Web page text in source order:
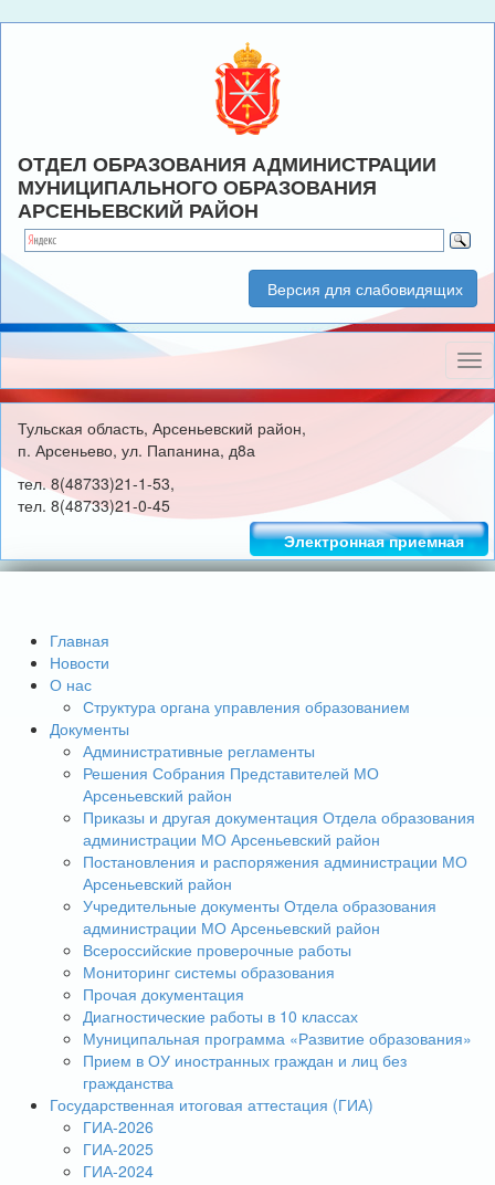
ОТДЕЛ ОБРАЗОВАНИЯ АДМИНИСТРАЦИИ
МУНИЦИПАЛЬНОГО ОБРАЗОВАНИЯ
АРСЕНЬЕВСКИЙ РАЙОН
Версия для слабовидящих
Тульская область, Арсеньевский район,
п. Арсеньево, ул. Папанина, д8а
тел. 8(48733)21-1-53,
тел. 8(48733)21-0-45
Электронная приемная
Главная
Новости
О нас
Структура органа управления образованием
Документы
Административные регламенты
Решения Собрания Представителей МО
Арсеньевский район
Приказы и другая документация Отдела образования
администрации МО Арсеньевский район
Постановления и распоряжения администрации МО
Арсеньевский район
Учредительные документы Отдела образования
администрации МО Арсеньевский район
Всероссийские проверочные работы
Мониторинг системы образования
Прочая документация
Диагностические работы в 10 классах
Муниципальная программа «Развитие образования»
Прием в ОУ иностранных граждан и лиц без
гражданства
Государственная итоговая аттестация (ГИА)
ГИА-2026
ГИА-2025
ГИА-2024